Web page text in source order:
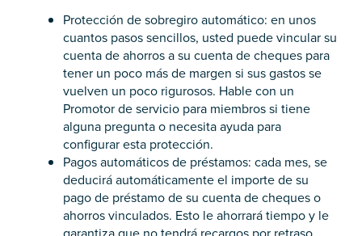
Protección de sobregiro automático: en unos
cuantos pasos sencillos, usted puede vincular su
cuenta de ahorros a su cuenta de cheques para
tener un poco más de margen si sus gastos se
vuelven un poco rigurosos. Hable con un
Promotor de servicio para miembros si tiene
alguna pregunta o necesita ayuda para
configurar esta protección.
Pagos automáticos de préstamos: cada mes, se
deducirá automáticamente el importe de su
pago de préstamo de su cuenta de cheques o
ahorros vinculados. Esto le ahorrará tiempo y le